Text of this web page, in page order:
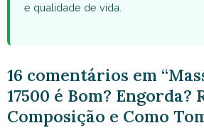
e qualidade de vida.
16 comentários em
17500 é Bom? Engorda?
Composição e Como